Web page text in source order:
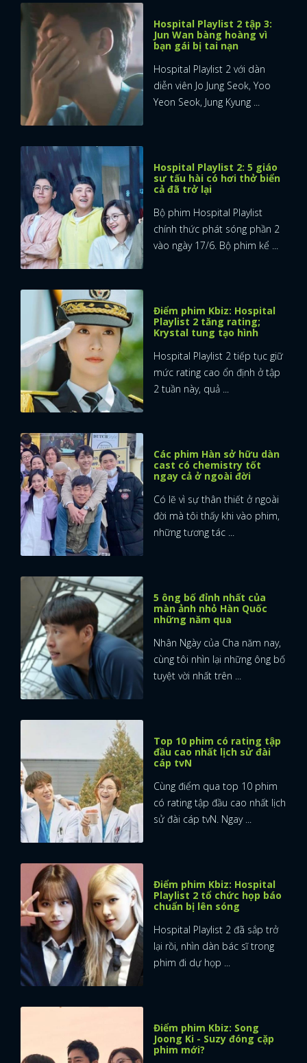
x
ĐĂNG NHẬP
Hospital Playlist 2 tập 3:
Jun Wan bàng hoàng vì
bạn gái bị tai nạn
Hospital Playlist 2 với dàn
diễn viên Jo Jung Seok, Yoo
Yeon Seok, Jung Kyung ...
Hospital Playlist 2: 5 giáo
sư tấu hài có hơi thở biển
cả đã trở lại
Bộ phim Hospital Playlist
chính thức phát sóng phần 2
vào ngày 17/6. Bộ phim kể ...
Điểm phim Kbiz: Hospital
Playlist 2 tăng rating;
Krystal tung tạo hình
Hospital Playlist 2 tiếp tục giữ
mức rating cao ổn định ở tập
2 tuần này, quả ...
Các phim Hàn sở hữu dàn
cast có chemistry tốt
ngay cả ở ngoài đời
Có lẽ vì sự thân thiết ở ngoài
đời mà tôi thấy khi vào phim,
những tương tác ...
5 ông bố đỉnh nhất của
màn ảnh nhỏ Hàn Quốc
những năm qua
Nhân Ngày của Cha năm nay,
cùng tôi nhìn lại những ông bố
tuyệt vời nhất trên ...
Top 10 phim có rating tập
đầu cao nhất lịch sử đài
cáp tvN
Cùng điểm qua top 10 phim
có rating tập đầu cao nhất lịch
sử đài cáp tvN. Ngay ...
Điểm phim Kbiz: Hospital
Playlist 2 tổ chức họp báo
chuẩn bị lên sóng
Hospital Playlist 2 đã sắp trở
lại rồi, nhìn dàn bác sĩ trong
phim đi dự họp ...
Điểm phim Kbiz: Song
Joong Ki - Suzy đóng cặp
phim mới?